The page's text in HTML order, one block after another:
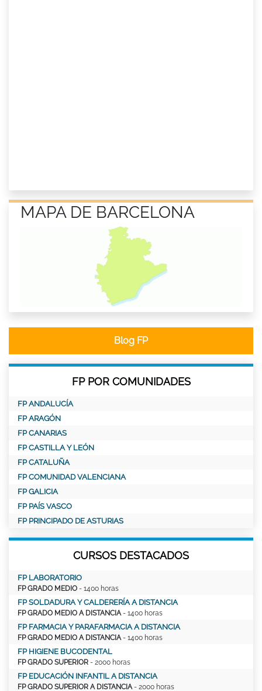
MAPA DE BARCELONA
Blog FP
FP POR COMUNIDADES
FP ANDALUCÍA
FP ARAGÓN
FP CANARIAS
FP CASTILLA Y LEÓN
FP CATALUÑA
FP COMUNIDAD VALENCIANA
FP GALICIA
FP PAÍS VASCO
FP PRINCIPADO DE ASTURIAS
CURSOS DESTACADOS
FP LABORATORIO
FP GRADO MEDIO - 1400 horas
FP SOLDADURA Y CALDERERÍA A DISTANCIA
FP GRADO MEDIO A DISTANCIA - 1400 horas
FP FARMACIA Y PARAFARMACIA A DISTANCIA
FP GRADO MEDIO A DISTANCIA - 1400 horas
FP HIGIENE BUCODENTAL
FP GRADO SUPERIOR - 2000 horas
FP EDUCACIÓN INFANTIL A DISTANCIA
FP GRADO SUPERIOR A DISTANCIA - 2000 horas